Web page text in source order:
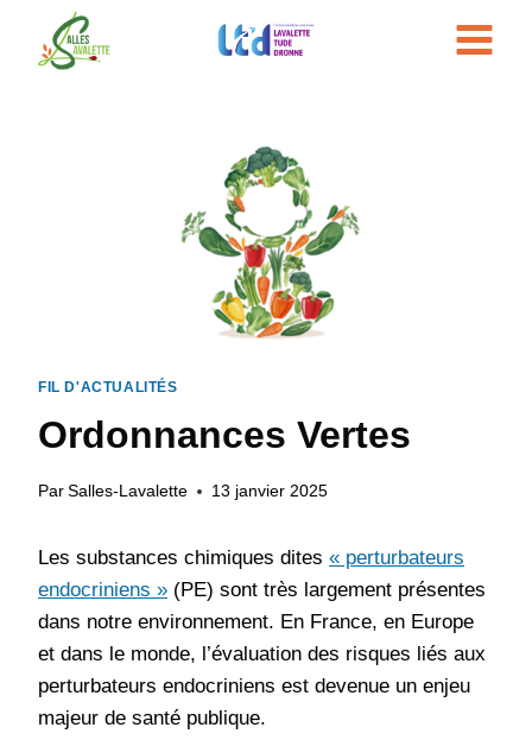
FIL D'ACTUALITÉS
Ordonnances Vertes
Par Salles-Lavalette 13 janvier 2025
Les substances chimiques dites « perturbateurs
endocriniens » (PE) sont très largement présentes
dans notre environnement. En France, en Europe
et dans le monde, l’évaluation des risques liés aux
perturbateurs endocriniens est devenue un enjeu
majeur de santé publique.